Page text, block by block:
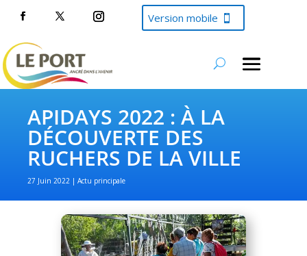
Version mobile
APIDAYS 2022 : À LA
DÉCOUVERTE DES
RUCHERS DE LA VILLE
27 Juin 2022 Actu principale